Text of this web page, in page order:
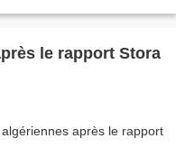
le rapport Stora